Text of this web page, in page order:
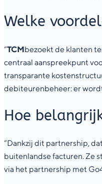
Welke
“TCMbezoekt de klanten
centraal aanspreekpunt
transparante
debiteurenbeheer: er
Hoe
“Dankzij dit partnership,
buitenlandse facturen. Ze
via het partnership met